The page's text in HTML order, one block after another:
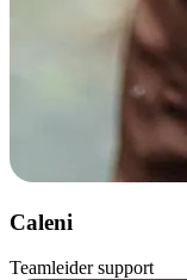
Caleni
Teamleider support